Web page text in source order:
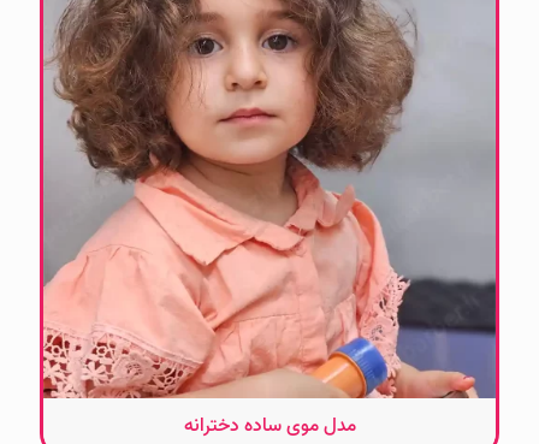
مدل موی ساده دخترانه